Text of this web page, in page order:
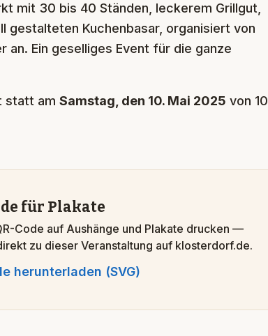
mit 30 bis 40 Ständen, leckerem Grillgut,
gestalteten Kuchenbasar, organisiert von
an. Ein geselliges Event für die ganze
statt am Samstag, den 10. Mai 2025 von 10
für Plakate
Code auf Aushänge und Plakate drucken —
zu dieser Veranstaltung auf klosterdorf.de.
herunterladen (SVG)